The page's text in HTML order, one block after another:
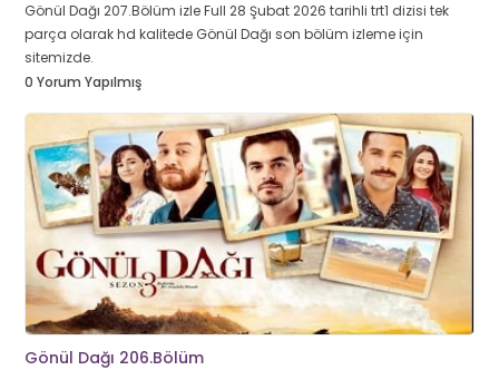
Gönül Dağı 207.Bölüm izle Full 28 Şubat 2026 tarihli trt1 dizisi tek
parça olarak hd kalitede Gönül Dağı son bölüm izleme için
sitemizde.
0 Yorum Yapılmış
Gönül Dağı 206.Bölüm